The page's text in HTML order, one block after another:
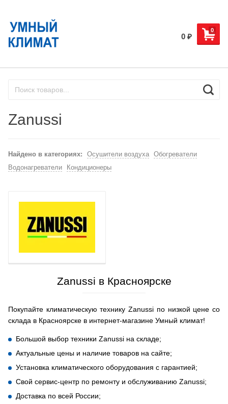
0
0 ₽
Zanussi
Найдено в категориях: Осушители воздуха Обогреватели
Водонагреватели
Кондиционеры
Zanussi в Красноярске
Покупайте климатическую технику Zanussi по низкой цене со
склада в Красноярске в интернет-магазине Умный климат!
Большой выбор техники Zanussi на складе;
Актуальные цены и наличие товаров на сайте;
Установка климатического оборудования с гарантией;
Свой сервис-центр по ремонту и обслуживанию Zanussi;
Доставка по всей России;